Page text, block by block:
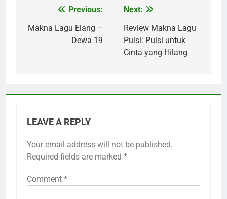
navigation
Previous:
Makna Lagu Elang –
Dewa 19
Next:
Review Makna Lagu
Puisi: Puisi untuk
Cinta yang Hilang
LEAVE A REPLY
Your email address will not be published.
Required fields are marked *
Comment *